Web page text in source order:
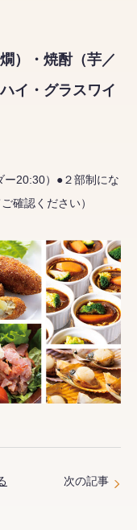
）・焼酎（芋／
イ・グラスワイ
20:30）●２部制にな
確認ください）
次の記事